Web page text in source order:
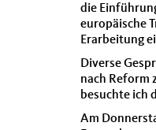
die
europäische
Erarbeitung
Diverse
nach Reform
besuchte ich
Am